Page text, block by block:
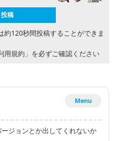
120秒間投稿することができま
用規約」 を必ずご確認ください
Menu
ジョンとか出してくれないか